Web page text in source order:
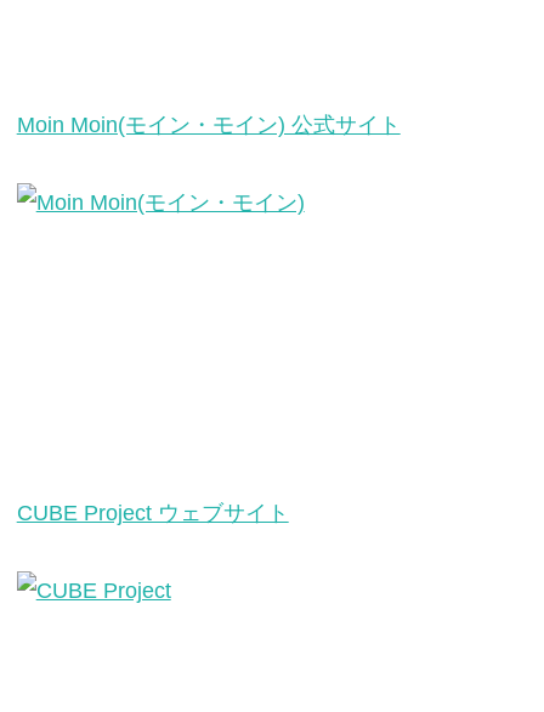
Moin Moin(モイン・モイン) 公式サイト
CUBE Project ウェブサイト